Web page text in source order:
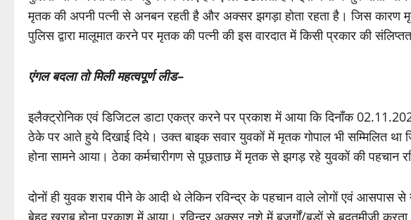
मृतक की अपनी पत्नी से अनबन रहती है और अक्सर झगड़ा होता रहता है। जिस कारण
पुलिस द्वारा मालूमात करने पर मृतक की पत्नी की इस वारदात में किसी प्रकार की
एंगल बदला तो मिली महत्वपूर्ण लीड–
इलैक्ट्रोनिक एवं डिजिटल डाटा एकत्र करने पर प्रकाश में आया कि दिनाँक
ठेके पर आते हुये दिखाई दिये। उक्त बाइक सवार युवकों में मृतक गोपाल भी सम्मिलित था
होना सामने आया। ठेका कर्मचारीगण से पूछताछ में मृतक से झगड़ रहे युवकों की पहचान
दोनों ही युवक शराब पीने के आदी थे लेकिन रविन्द्र के पहचान वाले लोगों एवं आसपास
बेहद खराब होना प्रकाश में आया। रविन्द्र अक्सर नशे में बुज़ुर्गों/बड़ों से बदतमीजी